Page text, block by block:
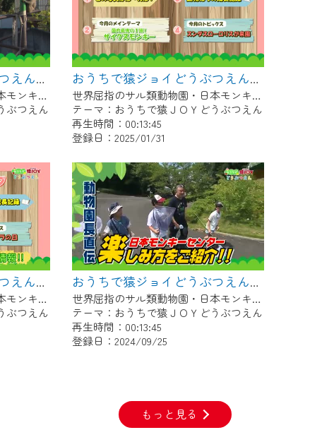
おうちで猿ジョイどうぶつえん～ヨザルってどんなサル？～（2025年1月16日初回放送）
世界屈指のサル類動物園・日本モンキーセンター協力の親子で学べる動物番組。
ぶつえん
おうちで猿ジョイどうぶつえん～サイクスモンキー～（2024年12月16日初回放送）
世界屈指のサル類動物園・日本モンキーセンター協力の親子で学べる動物番組。
テーマ：おうちで猿ＪＯＹどうぶつえん
再生時間：00:13:45
登録日：2025/01/31
おうちで猿ジョイどうぶつえん～シロガオオマキザル～（2024年9月16日初回放送）
世界屈指のサル類動物園・日本モンキーセンター協力の親子で学べる動物番組。
ぶつえん
おうちで猿ジョイどうぶつえん～霊長類だけじゃない！？ 夏休みは日本モンキーセンターへ！～（2024年8月16日初回放送）
世界屈指のサル類動物園・日本モンキーセンター協力の親子で学べる動物番組。
テーマ：おうちで猿ＪＯＹどうぶつえん
再生時間：00:13:45
登録日：2024/09/25
もっと見る